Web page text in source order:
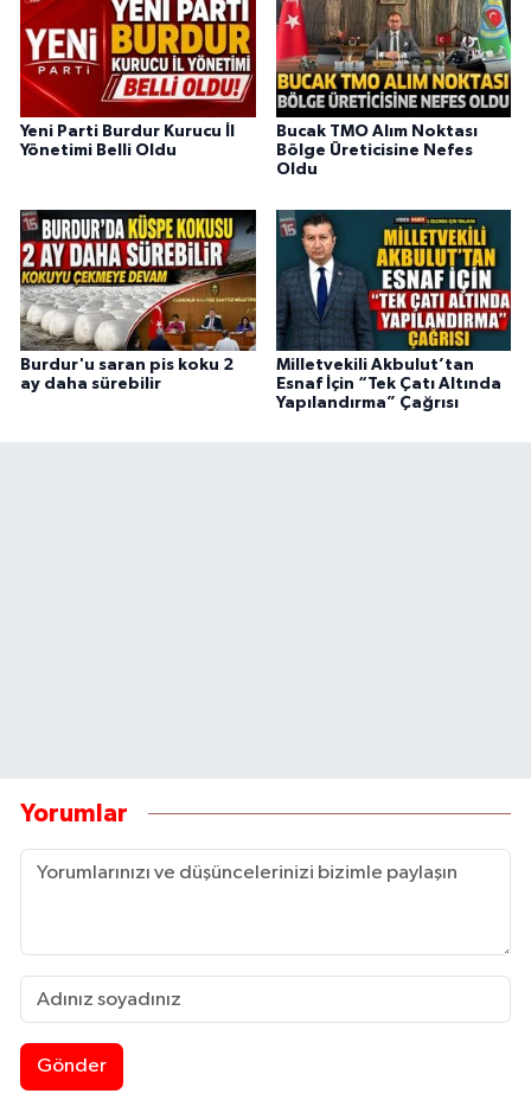
Yeni Parti Burdur Kurucu İl
Yönetimi Belli Oldu
Bucak TMO Alım Noktası
Bölge Üreticisine Nefes
Oldu
Burdur'u saran pis koku 2
ay daha sürebilir
Milletvekili Akbulut’tan
Esnaf İçin “Tek Çatı Altında
Yapılandırma” Çağrısı
Yorumlar
Gönder